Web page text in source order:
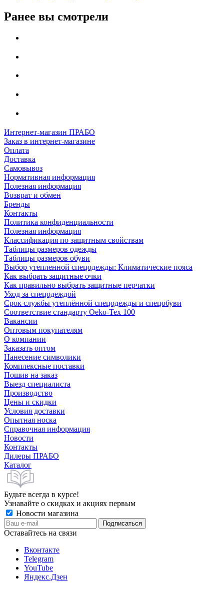
Ранее вы смотрели
Интернет-магазин ПРАБО
Заказ в интернет-магазине
Оплата
Доставка
Самовывоз
Нормативная информация
Полезная информация
Возврат и обмен
Бренды
Контакты
Политика конфиденциальности
Полезная информация
Классификация по защитным свойствам
Таблицы размеров одежды
Таблицы размеров обуви
Выбор утепленной спецодежды: Климатические пояса
Как выбрать защитные очки
Как правильно выбрать защитные перчатки
Уход за спецодеждой
Срок службы утеплённой спецодежды и спецобуви
Соответствие стандарту Oeko-Tex 100
Вакансии
Оптовым покупателям
О компании
Заказать оптом
Нанесение символики
Комплексные поставки
Пошив на заказ
Выезд специалиста
Производство
Цены и скидки
Условия доставки
Опытная носка
Справочная информация
Новости
Контакты
Дилеры ПРАБО
Каталог
Будьте всегда в курсе!
Узнавайте о скидках и акциях первым
Новости магазина
Оставайтесь на связи
Вконтакте
Telegram
YouTube
Яндекс.Дзен